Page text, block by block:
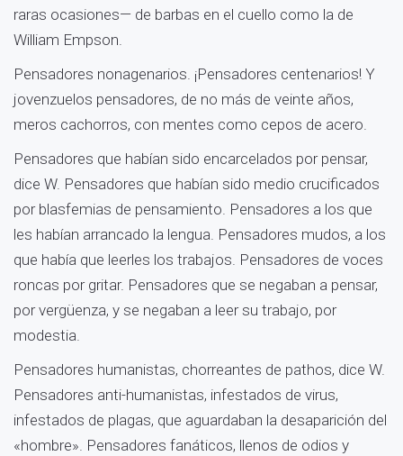
raras ocasiones— de barbas en el cuello como la de
William Empson.
Pensadores nonagenarios. ¡Pensadores centenarios! Y
jovenzuelos pensadores, de no más de veinte años,
meros cachorros, con mentes como cepos de acero.
Pensadores que habían sido encarcelados por pensar,
dice W. Pensadores que habían sido medio crucificados
por blasfemias de pensamiento. Pensadores a los que
les habían arrancado la lengua. Pensadores mudos, a los
que había que leerles los trabajos. Pensadores de voces
roncas por gritar. Pensadores que se negaban a pensar,
por vergüenza, y se negaban a leer su trabajo, por
modestia.
Pensadores humanistas, chorreantes de pathos, dice W.
Pensadores anti-humanistas, infestados de virus,
infestados de plagas, que aguardaban la desaparición del
«hombre». Pensadores fanáticos, llenos de odios y